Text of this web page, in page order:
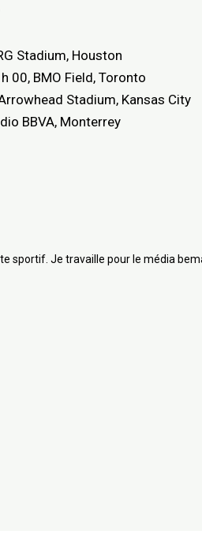
Stadium, Houston
00, BMO Field, Toronto
Stadium, Kansas City
BBVA, Monterrey
sportif. Je travaille pour le média